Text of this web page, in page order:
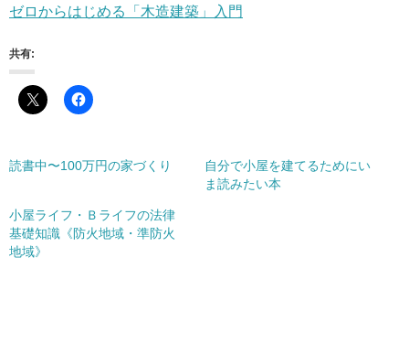
ゼロからはじめる「木造建築」入門
共有:
読書中〜100万円の家づくり
自分で小屋を建てるためにい
ま読みたい本
小屋ライフ・Ｂライフの法律
基礎知識《防火地域・準防火
地域》